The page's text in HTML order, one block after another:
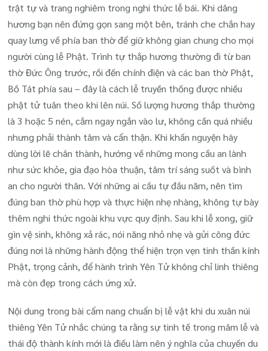
trật tự và trang nghiêm trong nghi thức lễ bái. Khi dâng
hương bạn nên đứng gọn sang một bên, tránh che chắn hay
quay lưng về phía ban thờ để giữ không gian chung cho mọi
người cùng lễ Phật. Trình tự thắp hương thường đi từ ban
thờ Đức Ông trước, rồi đến chính điện và các ban thờ Phật,
Bồ Tát phía sau – đây là cách lễ truyền thống được nhiều
phật tử tuân theo khi lên núi. Số lượng hương thắp thường
là 3 hoặc 5 nén, cắm ngay ngắn vào lư, không cần quá nhiều
nhưng phải thành tâm và cẩn thận. Khi khấn nguyện hãy
dùng lời lẽ chân thành, hướng về những mong cầu an lành
như sức khỏe, gia đạo hòa thuận, tâm trí sáng suốt và bình
an cho người thân. Với những ai cầu tự đầu năm, nên tìm
đúng ban thờ phù hợp và thực hiện nhẹ nhàng, không tự bày
thêm nghi thức ngoài khu vực quy định. Sau khi lễ xong, giữ
gìn vệ sinh, không xả rác, nói năng nhỏ nhẹ và gửi công đức
đúng nơi là những hành động thể hiện trọn vẹn tinh thần kính
Phật, trọng cảnh, để hành trình Yên Tử không chỉ linh thiêng
mà còn đẹp trong cách ứng xử.
Nội dung trong bài cẩm nang chuẩn bị lễ vật khi du xuân núi
thiêng Yên Tử nhắc chúng ta rằng sự tinh tế trong mâm lễ và
thái độ thành kính mới là điều làm nên ý nghĩa của chuyến du